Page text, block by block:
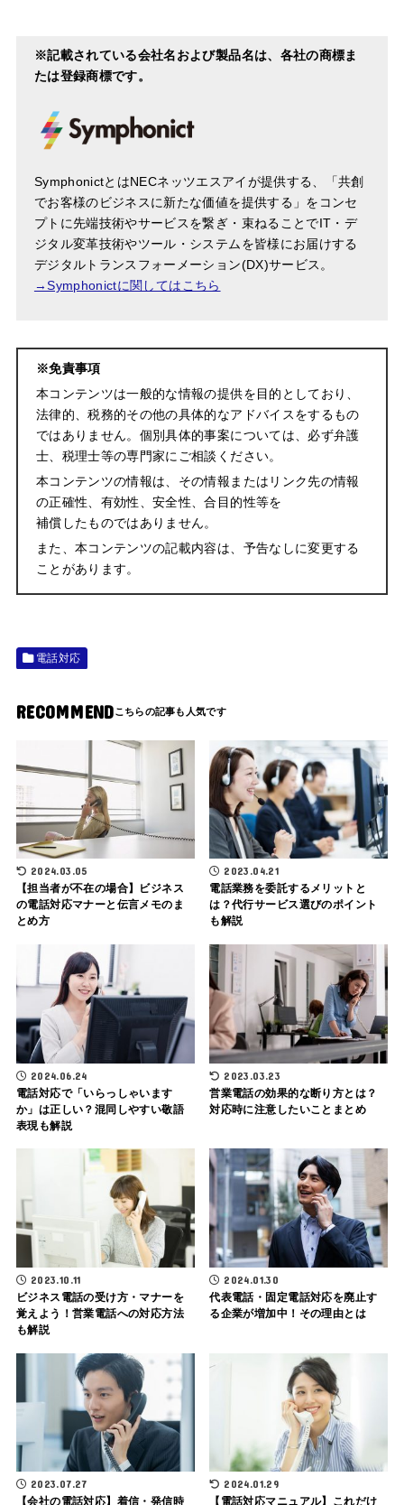
※記載されている会社名および製品名は、各社の商標ま
たは登録商標です。
SymphonictとはNECネッツエスアイが提供する、「共創
でお客様のビジネスに新たな価値を提供する」をコンセ
プトに先端技術やサービスを繋ぎ・束ねることでIT・デ
ジタル変革技術やツール・システムを皆様にお届けする
デジタルトランスフォーメーション(DX)サービス。
→Symphonictに関してはこちら
※免責事項
本コンテンツは一般的な情報の提供を目的としており、
法律的、税務的その他の具体的なアドバイスをするもの
ではありません。個別具体的事案については、必ず弁護
士、税理士等の専門家にご相談ください。
本コンテンツの情報は、その情報またはリンク先の情報
の正確性、有効性、安全性、合目的性等を
補償したものではありません。
また、本コンテンツの記載内容は、予告なしに変更する
ことがあります。
電話対応
RECOMMEND
2024.03.05
【担当者が不在の場合】ビジネス
の電話対応マナーと伝言メモのま
とめ方
2023.04.21
電話業務を委託するメリットと
は？代行サービス選びのポイント
も解説
2024.06.24
電話対応で「いらっしゃいます
か」は正しい？混同しやすい敬語
表現も解説
2023.03.23
営業電話の効果的な断り方とは？
対応時に注意したいことまとめ
2023.10.11
ビジネス電話の受け方・マナーを
覚えよう！営業電話への対応方法
も解説
2024.01.30
代表電話・固定電話対応を廃止す
る企業が増加中！その理由とは
2023.07.27
【会社の電話対応】着信・発信時
2024.01.29
【電話対応マニュアル】これだけ